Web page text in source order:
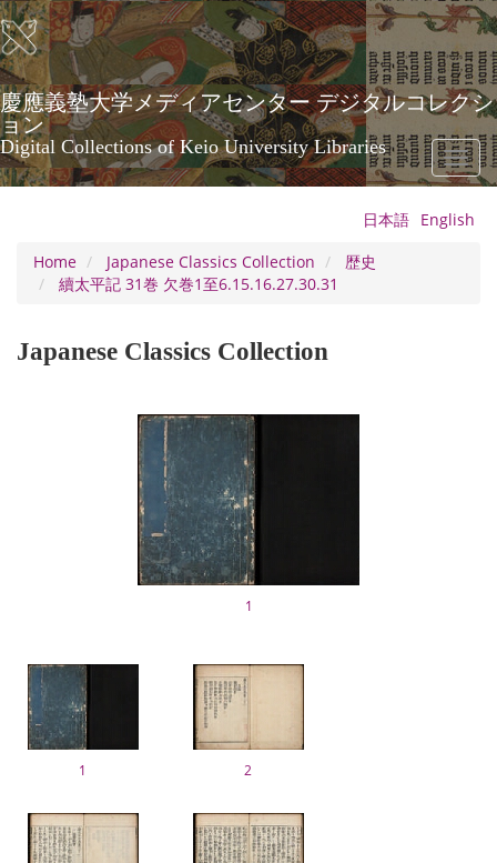
Skip
to
main
content
慶應義塾大学メディアセンター デジタルコレクシ
ョン
Digital Collections of Keio University Libraries
Toggle
日本語 English
Home
Japanese Classics Collection
歴史
續太平記 31巻 欠巻1至6.15.16.27.30.31
Japanese Classics Collection
1
1 2